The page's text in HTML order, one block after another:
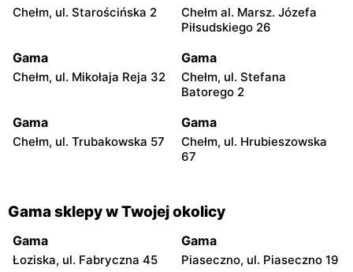
Chełm, ul. Starościńska 2
Chełm al. Marsz. Józefa
Piłsudskiego 26
Gama
Chełm, ul. Mikołaja Reja 32
Gama
Chełm, ul. Stefana
Batorego 2
Gama
Chełm, ul. Trubakowska 57
Gama
Chełm, ul. Hrubieszowska
67
Gama sklepy w Twojej okolicy
Gama
Łoziska, ul. Fabryczna 45
Gama
Piaseczno, ul. Piaseczno 19